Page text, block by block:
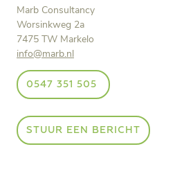
Marb Consultancy
Worsinkweg 2a
7475 TW Markelo
info@marb.nl
0547 351 505
STUUR EEN BERICHT